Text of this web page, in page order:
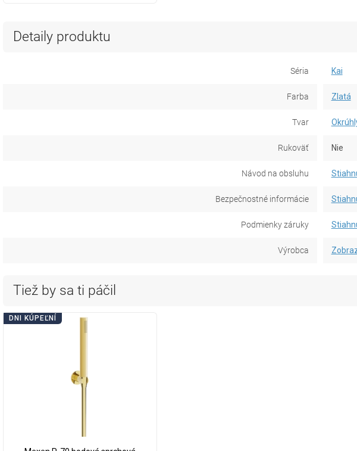
Detaily produktu
Séria Kai
Farba Zlatá
Tvar
Rukoväť Nie
Návod na obsluhu
Bezpečnostné informácie
Podmienky záruky
Výrobca
Tiež by sa ti páčil
DNI KÚPEĽNÍ